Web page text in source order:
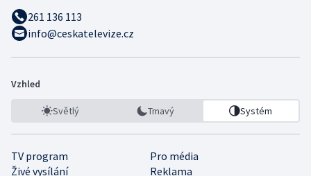
261 136 113
info@ceskatelevize.cz
Vzhled
Světlý Tmavý Systém
TV program
Pro média
Živé vysílání
Reklama